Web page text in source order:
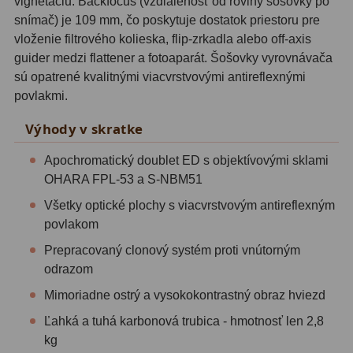
Adaptéry k okulárovým
výťahom 8
Primárne zrkadlá9
Sekundárne zrkadlá
Binokulárne286
Ornitológia a príroda19
Turistika a cestovanie
59
Divadelné2
Astronomické44
snímač) je 109 mm, čo poskytuje dostatok priestoru pre
vloženie filtrového kolieska, flip-zrkadla alebo off-axis
guider medzi flattener a fotoaparát. Šošovky vyrovnávača
sú opatrené kvalitnými viacvrstvovými antireflexnými
povlakmi.
Výhody v skratke
Apochromatický doublet ED s objektívovými sklami
OHARA FPL-53 a S-NBM51
Všetky optické plochy s viacvrstvovým antireflexným
povlakom
Prepracovaný clonový systém proti vnútorným
odrazom
Mimoriadne ostrý a vysokokontrastný obraz hviezd
Ľahká a tuhá karbonová trubica - hmotnosť len 2,8
kg